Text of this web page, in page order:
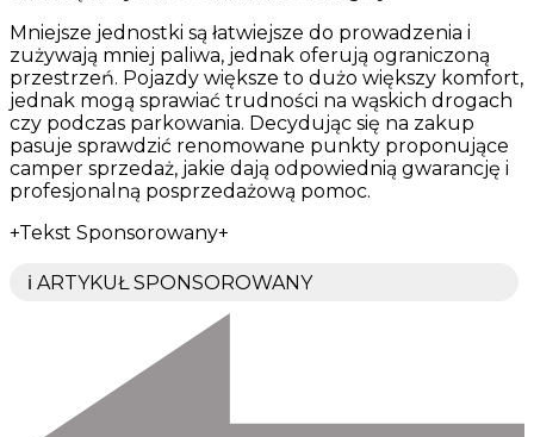
Mniejsze jednostki są łatwiejsze do prowadzenia i
zużywają mniej paliwa, jednak oferują ograniczoną
przestrzeń. Pojazdy większe to dużo większy komfort,
jednak mogą sprawiać trudności na wąskich drogach
czy podczas parkowania. Decydując się na zakup
pasuje sprawdzić renomowane punkty proponujące
camper sprzedaż, jakie dają odpowiednią gwarancję i
profesjonalną posprzedażową pomoc.
+Tekst Sponsorowany+
ℹ️ ARTYKUŁ SPONSOROWANY